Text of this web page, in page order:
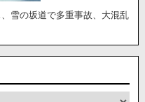
雪の坂道で多重事故、大混乱